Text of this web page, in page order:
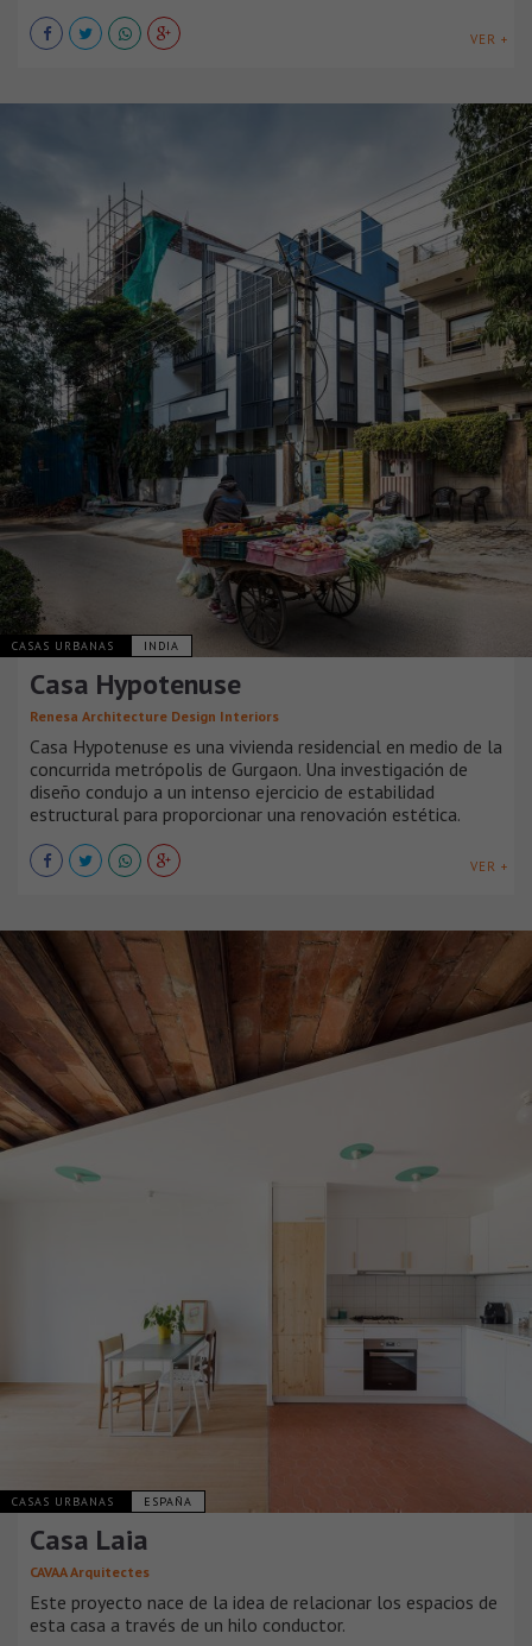
VER +
CASAS URBANAS INDIA
Casa Hypotenuse
Renesa Architecture Design Interiors
Casa Hypotenuse es una vivienda residencial en medio de la
concurrida metrópolis de Gurgaon. Una investigación de
diseño condujo a un intenso ejercicio de estabilidad
estructural para proporcionar una renovación estética.
VER +
CASAS URBANAS ESPAÑA
Casa Laia
CAVAA Arquitectes
Este proyecto nace de la idea de relacionar los espacios de
esta casa a través de un hilo conductor.